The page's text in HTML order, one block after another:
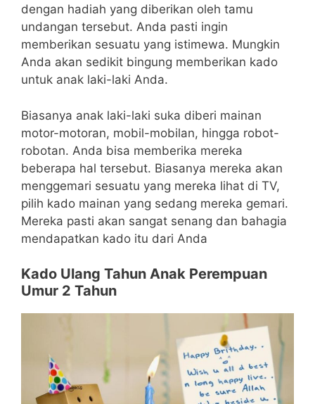
dengan hadiah yang diberikan oleh tamu
undangan tersebut. Anda pasti ingin
memberikan sesuatu yang istimewa. Mungkin
Anda akan sedikit bingung memberikan kado
untuk anak laki-laki Anda.
Biasanya anak laki-laki suka diberi mainan
motor-motoran, mobil-mobilan, hingga robot-
robotan. Anda bisa memberika mereka
beberapa hal tersebut. Biasanya mereka akan
menggemari sesuatu yang mereka lihat di TV,
pilih kado mainan yang sedang mereka gemari.
Mereka pasti akan sangat senang dan bahagia
mendapatkan kado itu dari Anda
Kado Ulang Tahun Anak Perempuan
Umur 2 Tahun